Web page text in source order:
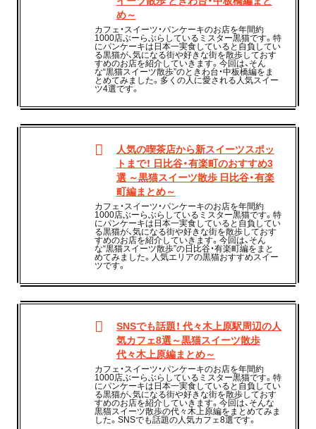
め～
カフェ・スイーツ・パンケーキのお店を年間約
1000店ぶーらぶらしているミスター黒猫です。特
にパンケーキは日本一実食していると自負してい
る黒猫が、気になる街や好きな街を散歩しておす
すめのお店を紹介していきます。今回は、そん
な“黒猫スイーツ散歩”のときわ台・中板橋編をま
とめてみました。多くの人に愛される人気スイー
ツ4選です。
人気の喫茶店から新スイーツスポッ
トまで！ 日比谷・有楽町のおすすめ3
選 ～黒猫スイーツ散歩 日比谷・有楽
町編まとめ～
カフェ・スイーツ・パンケーキのお店を年間約
1000店ぶーらぶらしているミスター黒猫です。特
にパンケーキは日本一実食していると自負してい
る黒猫が、気になる街や好きな街を散歩しておす
すめのお店を紹介していきます。今回は、そん
な“黒猫スイーツ散歩”の日比谷・有楽町編をまと
めてみました。人気エリアの黒猫おすすめスイー
ツです。
SNSでも話題！ 代々木上原駅周辺の人
気カフェ8選～黒猫スイーツ散歩
代々木上原編まとめ～
カフェ・スイーツ・パンケーキのお店を年間約
1000店ぶーらぶらしているミスター黒猫です。特
にパンケーキは日本一実食していると自負してい
る黒猫が、気になる街や好きな街を散歩しておす
すめのお店を紹介していきます。今回は、そんな
黒猫スイーツ散歩の代々木上原編をまとめてみま
した。SNSでも話題の人気カフェ8選です。